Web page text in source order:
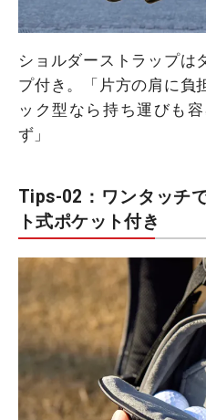
ショルダーストラップは
プ付き。「片方の肩に負
ック型なら持ち運びも
ず」
Tips-02：ワンタッチ
ト式ポケット付き